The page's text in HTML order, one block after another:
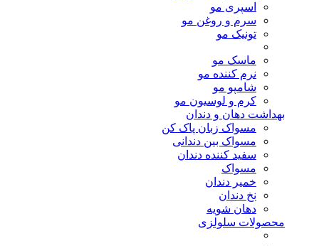
اسپری مو
سرم و روغن مو
تونیک مو
ماسک مو
نرم کننده مو
شامپو مو
کرم و لوسیون مو
بهداشت دهان و دندان
مسواک زبان پاک کن
مسواک بین دندانی
سفید کننده دندان
مسواک
خمیر دندان
نخ دندان
دهان شویه
محصولات سلولزی